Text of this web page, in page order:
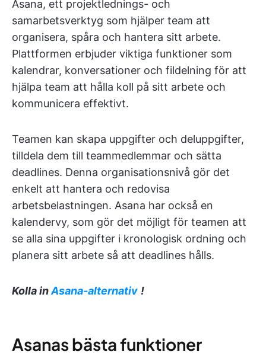
Asana, ett projektlednings- och
samarbetsverktyg som hjälper team att
organisera, spåra och hantera sitt arbete.
Plattformen erbjuder viktiga funktioner som
kalendrar, konversationer och fildelning för att
hjälpa team att hålla koll på sitt arbete och
kommunicera effektivt.
Teamen kan skapa uppgifter och deluppgifter,
tilldela dem till teammedlemmar och sätta
deadlines. Denna organisationsnivå gör det
enkelt att hantera och redovisa
arbetsbelastningen. Asana har också en
kalendervy, som gör det möjligt för teamen att
se alla sina uppgifter i kronologisk ordning och
planera sitt arbete så att deadlines hålls.
Kolla inAsana-alternativ !
Asanas bästa funktioner